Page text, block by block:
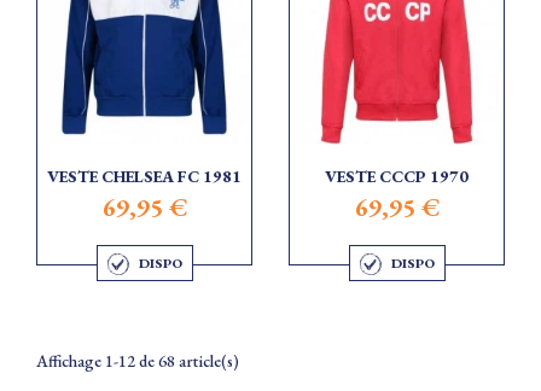
VESTE CHELSEA FC 1981
69,95 €
DISPO
VESTE CCCP 1970
69,95 €
DISPO
Affichage 1-12 de 68 article(s)